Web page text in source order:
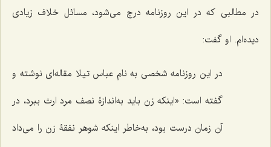
در مطالبی که در این روزنامه درج می‌شود، مسائل خلاف زیادی
دیده‌ام. او گفت:
در این روزنامه شخصی به نام عباس تیلا مقاله‌ای نوشته و
گفته است: «اینکه زن باید به‌اندازۀ نصف مرد ارث ببرد، در
آن زمان درست بود، به‌خاطر اینکه شوهر نفقۀ زن را می‌داد